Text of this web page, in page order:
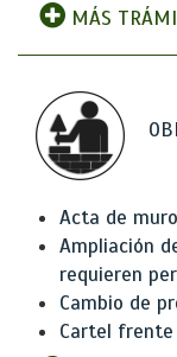
MÁS
Acta de
Ampliación
requieren
Cambio de
Cartel frente